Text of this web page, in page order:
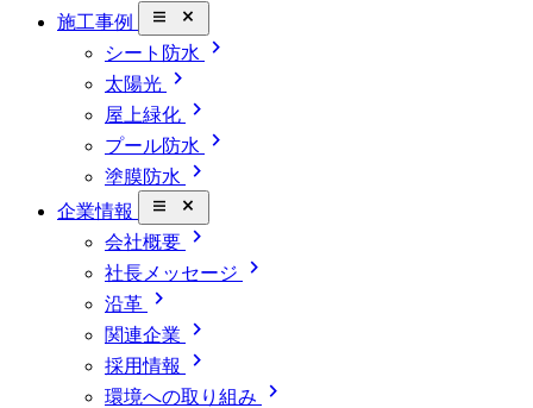
施工事例 close_small
シート防水 chevron_right
太陽光 chevron_right
屋上緑化 chevron_right
プール防水 chevron_right
塗膜防水 chevron_right
企業情報 close_small
会社概要 chevron_right
社長メッセージ chevron_right
沿革 chevron_right
関連企業 chevron_right
採用情報 chevron_right
環境への取り組み chevron_right